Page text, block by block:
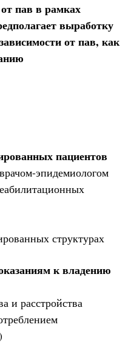
пав в рамках
выработку
от пав, как
пациентов
эпидемиологом
структурах
к владению
и расстройства